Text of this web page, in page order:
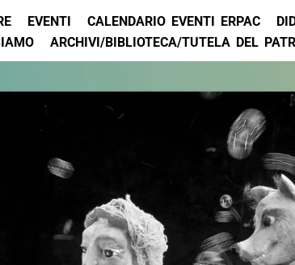
EVENTI CALENDARIO EVENTI ERPAC
ARCHIVI/BIBLIOTECA/TUTELA DEL